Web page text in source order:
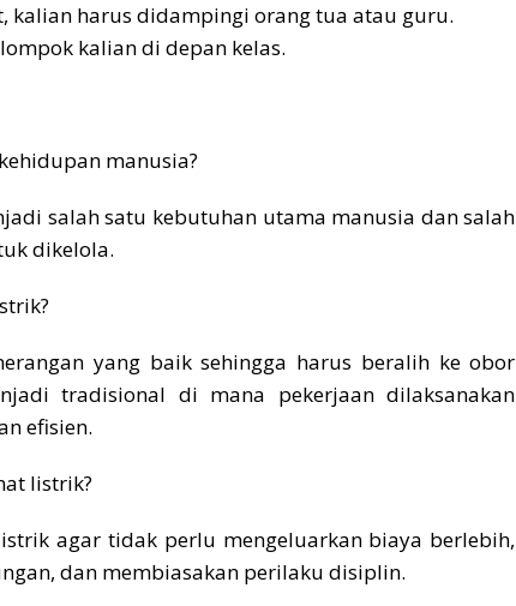
kalian harus didampingi orang tua atau guru.
kalian di depan kelas.
manusia?
salah satu kebutuhan utama manusia dan salah
dikelola.
yang baik sehingga harus beralih ke obor
tradisional di mana pekerjaan dilaksanakan
efisien.
listrik?
agar tidak perlu mengeluarkan biaya berlebih,
dan membiasakan perilaku disiplin.